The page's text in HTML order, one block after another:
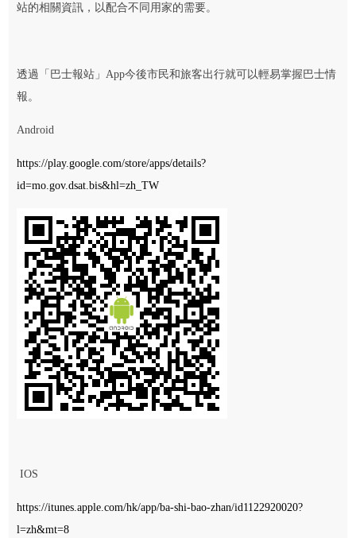
站的相關資訊，以配合不同用家的需要。
透過「巴士報站」App今後市民和旅客出行就可以輕易掌握巴士情
報。
Android
https://play.google.com/store/apps/details?
id=mo.gov.dsat.bis&hl=zh_TW
IOS
https://itunes.apple.com/hk/app/ba-shi-bao-zhan/id1122920020?
l=zh&mt=8